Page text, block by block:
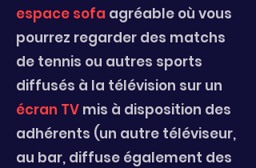
espace sofa agréable où vous
pourrez regarder des matchs
de tennis ou autres sports
diffusés à la télévision sur un
écran TV mis à disposition des
adhérents (un autre téléviseur,
au bar, diffuse également des